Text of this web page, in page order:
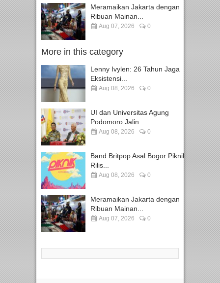
Meramaikan Jakarta dengan
Ribuan Mainan...
Aug 07, 2026 0
More in this category
Lenny Ivylen: 26 Tahun Jaga
Eksistensi...
Aug 08, 2026 0
UI dan Universitas Agung
Podomoro Jalin...
Aug 08, 2026 0
Band Britpop Asal Bogor Piknik
Rilis...
Aug 08, 2026 0
Meramaikan Jakarta dengan
Ribuan Mainan...
Aug 07, 2026 0